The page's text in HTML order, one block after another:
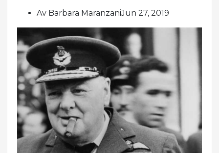
Av Barbara MaranzaniJun 27, 2019